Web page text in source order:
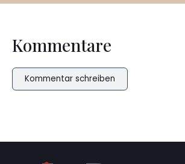
Kommentare
Kommentar schreiben